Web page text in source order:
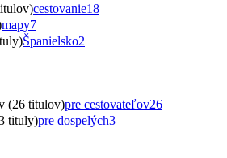
cestovanie18
mapy7
Španielsko2
(26 titulov)pre cestovateľov26
tituly)pre dospelých3